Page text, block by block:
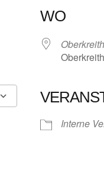
Google Kalender
WO
Oberkreith
Interne